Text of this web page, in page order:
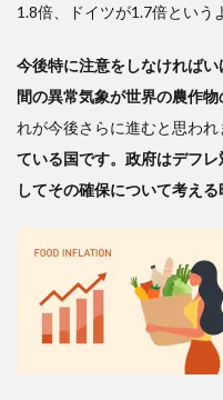
1.8倍、ドイツが1.7倍という
今後特に注意をしなければ
間の異常気象が世界の農作
れが今後さらに進むと思われ
ている国です。政府はデフ
してその確保について考える